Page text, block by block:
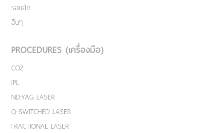
รอยสัก
อื่นๆ
PROCEDURES (เครื่องมือ)
CO2
IPL
ND:YAG LASER
Q-SWITCHED LASER
FRACTIONAL LASER